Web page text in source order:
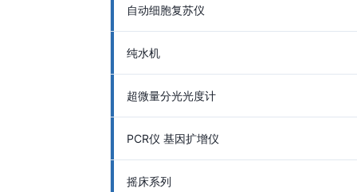
自动细胞复苏仪
纯水机
超微量分光光度计
PCR仪 基因扩增仪
摇床系列